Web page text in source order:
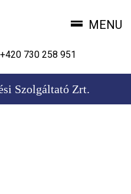
MENU
+420 730 258 951
Szolgáltató Zrt.